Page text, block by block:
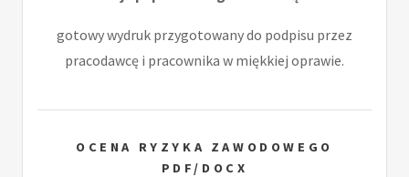
gotowy wydruk przygotowany do podpisu przez
pracodawcę i pracownika w miękkiej oprawie.
OCENA RYZYKA ZAWODOWEGO
PDF/DOCX